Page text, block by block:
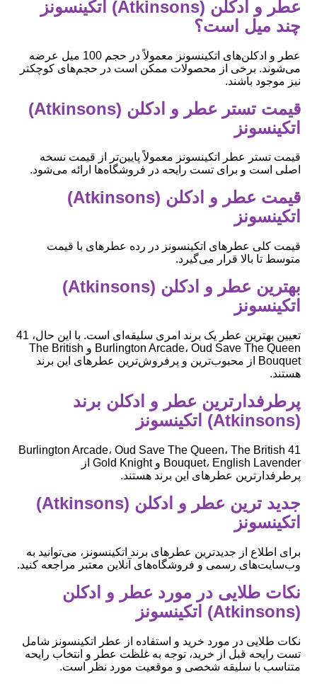
عطر و ادکلن (Atkinsons) اتکینسونز
چند میل است؟
عطر و ادکلن‌های اتکینسونز معمولاً در حجم 100 میل عرضه
می‌شوند. برخی از محصولات ممکن است در حجم‌های کوچکتر
نیز موجود باشند.
قیمت تستر عطر و ادکلن (Atkinsons)
اتکینسونز
قیمت تستر عطر اتکینسونز معمولاً پایین‌تر از قیمت نسخه
اصلی است و برای تست رایحه در فروشگاه‌ها ارائه می‌شود.
قیمت عطر و ادکلن (Atkinsons)
اتکینسونز
قیمت کلی عطرهای اتکینسونز در رده عطرهای با قیمت
متوسط تا بالا قرار می‌گیرد.
بهترین عطر و ادکلن (Atkinsons)
اتکینسونز
تعیین بهترین عطر یک برند امری سلیقه‌ای است. با این حال، 41
Burlington Arcade، Oud Save The Queen و The British
Bouquet از محبوب‌ترین و پرفروش‌ترین عطرهای این برند
هستند.
پرطرفدارترین عطر و ادکلن برند
(Atkinsons) اتکینسونز
41 Burlington Arcade، Oud Save The Queen، The British
Bouquet، English Lavender و Gold Knight از
پرطرفدارترین عطرهای این برند هستند.
جدید ترین عطر و ادکلن (Atkinsons)
اتکینسونز
برای اطلاع از جدیدترین عطرهای برند اتکینسونز، می‌توانید به
وب‌سایت‌های رسمی و فروشگاه‌های آنلاین معتبر مراجعه کنید.
نکات طلایی در مورد عطر و ادکلن
(Atkinsons) اتکینسونز
نکات طلایی در مورد خرید و استفاده از عطر اتکینسونز شامل
تست رایحه قبل از خرید، توجه به غلظت عطر و انتخاب رایحه
متناسب با سلیقه شخصی و موقعیت مورد نظر است.